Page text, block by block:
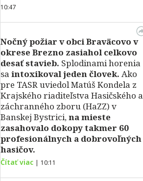
10:47
Nočný požiar v obci Braväcovo v
okrese Brezno zasiahol celkovo
desať stavieb. Splodinami horenia
sa intoxikoval jeden človek. Ako
pre TASR uviedol Matúš Kondela z
Krajského riaditeľstva Hasičského a
záchranného zboru (HaZZ) v
Banskej Bystrici,na mieste
zasahovalo dokopy takmer 60
profesionálnych a dobrovoľných
hasičov.
Čítať viac | 10:11